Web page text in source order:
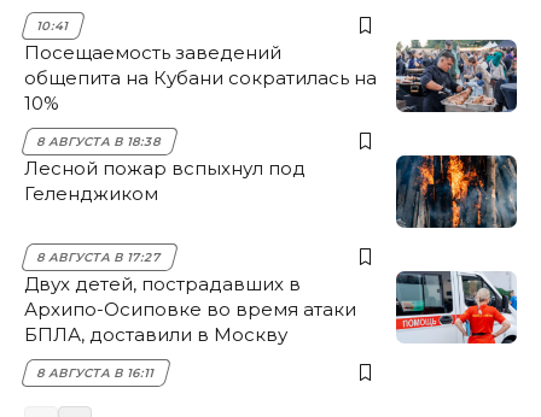
10:41
Посещаемость заведений
общепита на Кубани сократилась на
10%
8 АВГУСТА В 18:38
Лесной пожар вспыхнул под
Геленджиком
8 АВГУСТА В 17:27
Двух детей, пострадавших в
Архипо-Осиповке во время атаки
БПЛА, доставили в Москву
8 АВГУСТА В 16:11